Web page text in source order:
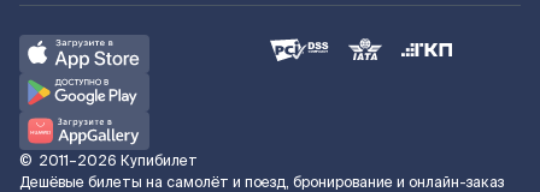
© 2011–2026 Купибилет
Дешёвые билеты на самолёт и поезд, бронирование и онлайн-заказ